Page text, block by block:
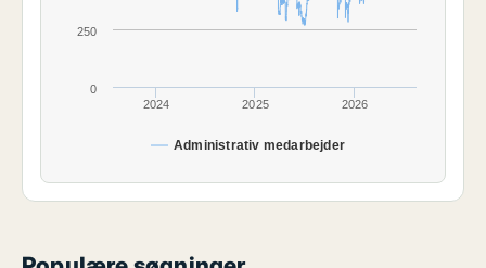
Administrativ medarbejder
2024 2025 2026
0
250